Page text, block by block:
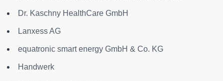
Dr. Kaschny HealthCare GmbH
Lanxess AG
equatronic smart energy GmbH & Co. KG
Handwerk